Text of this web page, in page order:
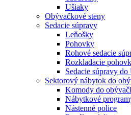
Ušiaky
Obývačkové steny
Sedacie súpravy
Leňošky
Pohovky
Rohové sedacie
Rozkladacie
Sedacie súpravy do
Sektorový nábytok do
Komody do
Nábytkové
Nástenné police